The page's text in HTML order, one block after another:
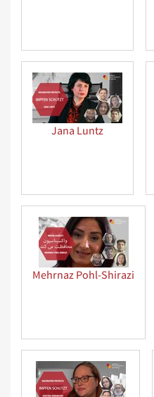
Jana Luntz
Mehrnaz Pohl-Shirazi